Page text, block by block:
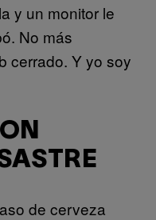
y un monitor le
No más
cerrado. Y yo soy
de cerveza